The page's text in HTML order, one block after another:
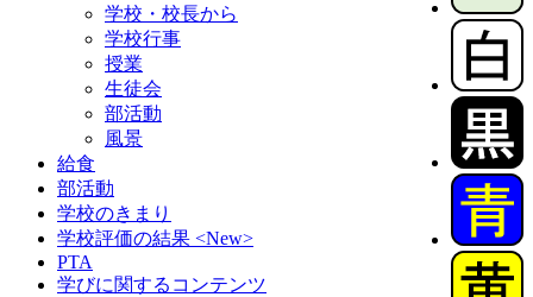
学校・校長から
学校行事
授業
生徒会
部活動
風景
給食
部活動
学校のきまり
学校評価の結果 <New>
PTA
学びに関するコンテンツ